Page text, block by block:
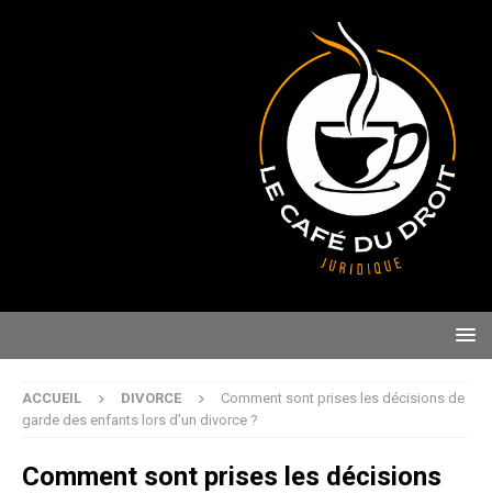
ACCUEIL DIVORCE
Comment sont prises les décisions de
garde des enfants lors d’un divorce ?
Comment sont prises les décisions